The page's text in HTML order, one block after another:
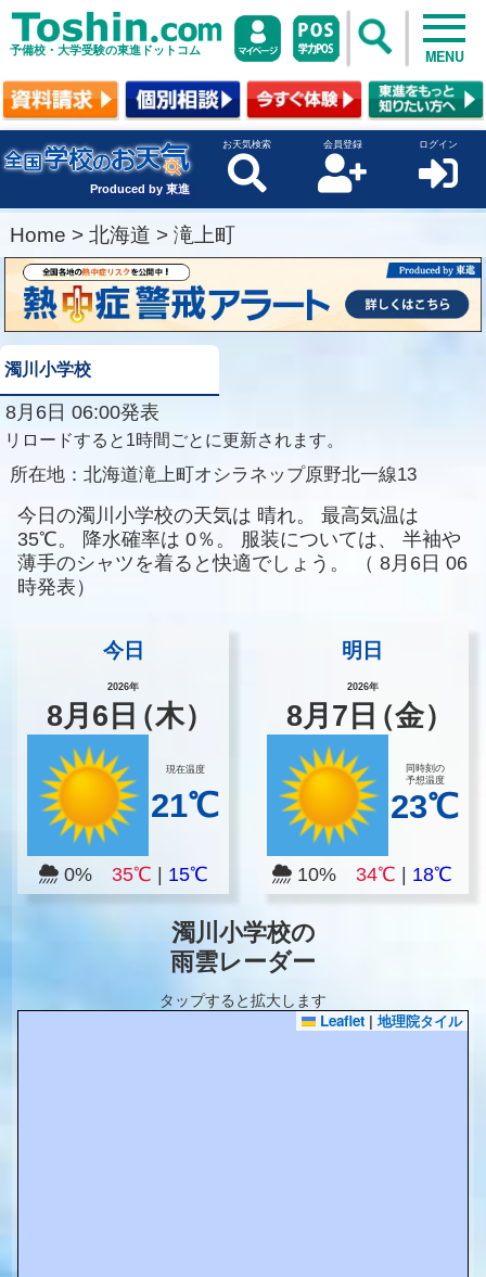
予備校・大学受験の東進ドットコム MENU
Produced by 東進
お天気検索 会員登録 ログイン
Home > 北海道 > 滝上町
濁川小学校
8月6日 06:00発表
リロードすると1時間ごとに更新されます。
所在地： 北海道滝上町オシラネップ原野北一線13
今日の濁川小学校の天気は 晴れ。
最高気温は
35℃。
降水確率は 0％。 服装については、
半袖や
薄手のシャツを着ると快適でしょう。
（ 8月6日 06
時発表）
今日
2026年
8月 6 日（木）
現在温度
21℃
0% 35℃ 15℃
明日
2026年
8月 7 日（金）
同時刻の
予想温度
23℃
10% 34℃ 18℃
濁川小学校の
雨雲レーダー
タップすると拡大します
Leaflet | 地理院タイル